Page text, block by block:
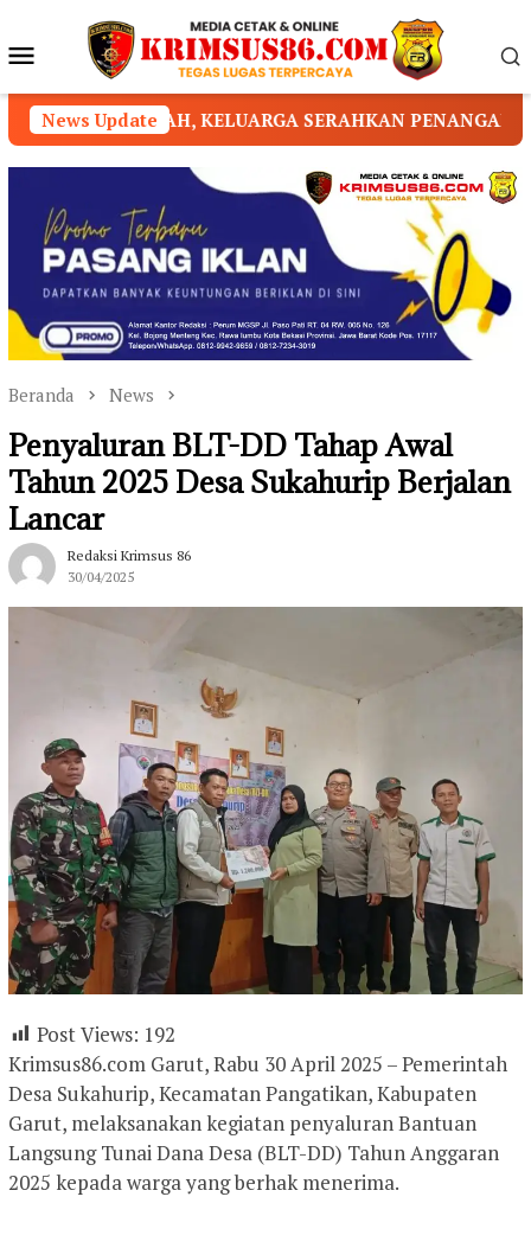
konten Menu
Mobile
News Update
SERAHKAN PENANGANAN KEPADA PIHAK
Beranda News
Penyaluran BLT-DD Tahap Awal
Tahun 2025 Desa Sukahurip Berjalan
Lancar
Redaksi Krimsus 86
30/04/2025
Post Views: 192
Krimsus86.com Garut, Rabu 30 April 2025 – Pemerintah
Desa Sukahurip, Kecamatan Pangatikan, Kabupaten
Garut, melaksanakan kegiatan penyaluran Bantuan
Langsung Tunai Dana Desa (BLT-DD) Tahun Anggaran
2025 kepada warga yang berhak menerima.